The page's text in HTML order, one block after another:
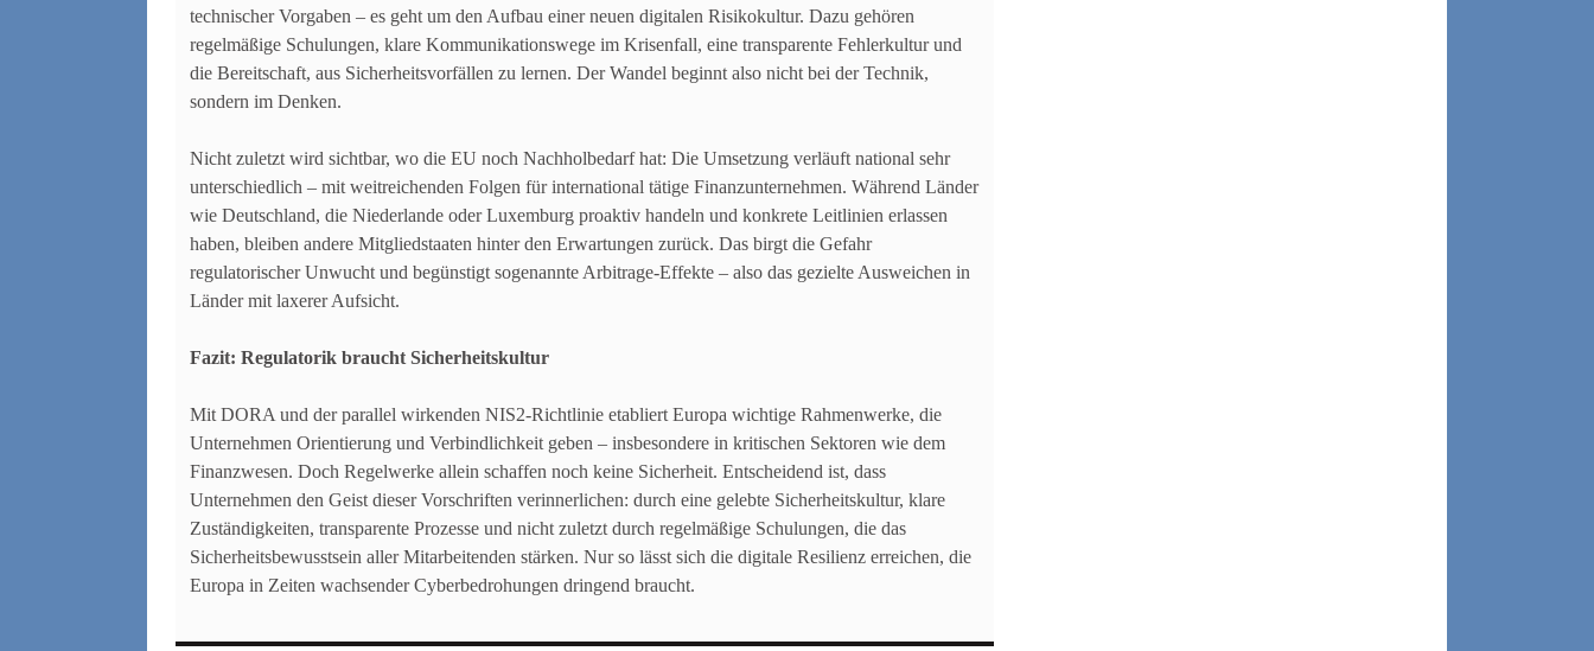
technischer Vorgaben – es geht um den Aufbau einer neuen digitalen Risikokultur. Dazu gehören
regelmäßige Schulungen, klare Kommunikationswege im Krisenfall, eine transparente Fehlerkultur und
die Bereitschaft, aus Sicherheitsvorfällen zu lernen. Der Wandel beginnt also nicht bei der Technik,
sondern im Denken.
Nicht zuletzt wird sichtbar, wo die EU noch Nachholbedarf hat: Die Umsetzung verläuft national sehr
unterschiedlich – mit weitreichenden Folgen für international tätige Finanzunternehmen. Während Länder
wie Deutschland, die Niederlande oder Luxemburg proaktiv handeln und konkrete Leitlinien erlassen
haben, bleiben andere Mitgliedstaaten hinter den Erwartungen zurück. Das birgt die Gefahr
regulatorischer Unwucht und begünstigt sogenannte Arbitrage-Effekte – also das gezielte Ausweichen in
Länder mit laxerer Aufsicht.
Fazit: Regulatorik braucht Sicherheitskultur
Mit DORA und der parallel wirkenden NIS2-Richtlinie etabliert Europa wichtige Rahmenwerke, die
Unternehmen Orientierung und Verbindlichkeit geben – insbesondere in kritischen Sektoren wie dem
Finanzwesen. Doch Regelwerke allein schaffen noch keine Sicherheit. Entscheidend ist, dass
Unternehmen den Geist dieser Vorschriften verinnerlichen: durch eine gelebte Sicherheitskultur, klare
Zuständigkeiten, transparente Prozesse und nicht zuletzt durch regelmäßige Schulungen, die das
Sicherheitsbewusstsein aller Mitarbeitenden stärken. Nur so lässt sich die digitale Resilienz erreichen, die
Europa in Zeiten wachsender Cyberbedrohungen dringend braucht.